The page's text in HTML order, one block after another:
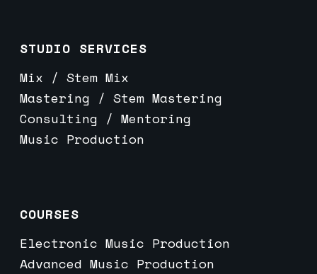
STUDIO SERVICES
Mix / Stem Mix
Mastering / Stem Mastering
Consulting / Mentoring
Music Production
COURSES
Electronic Music Production
Advanced Music Production